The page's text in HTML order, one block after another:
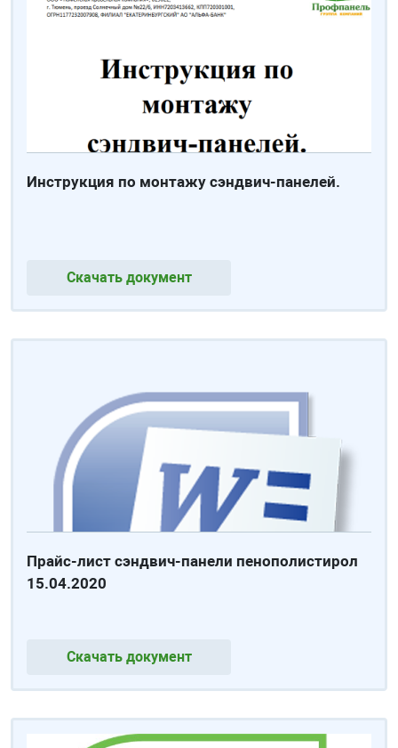
Инструкция по монтажу сэндвич-панелей.
Скачать документ
Прайс-лист сэндвич-панели пенополистирол
15.04.2020
Скачать документ